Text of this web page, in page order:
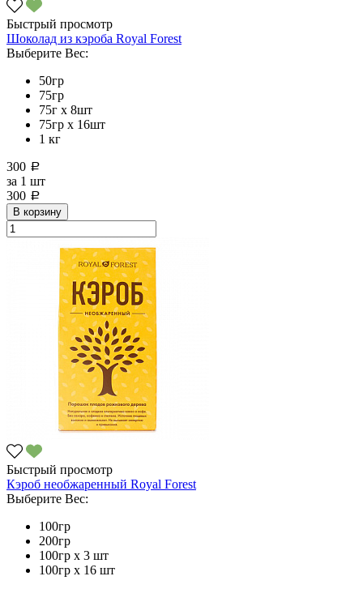
Быстрый просмотр
Шоколад из кэроба Royal Forest
Выберите Вес:
50гр
75гр
75г x 8шт
75гр х 16шт
1 кг
300 a
за 1 шт
300 a
В корзину
Быстрый просмотр
Кэроб необжаренный Royal Forest
Выберите Вес:
100гр
200гр
100гр х 3 шт
100гр х 16 шт